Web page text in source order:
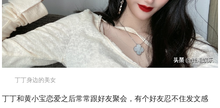
丁丁身边的美女
丁丁和黄小宝恋爱之后常常跟好友聚会，有个好友忍不住发文感